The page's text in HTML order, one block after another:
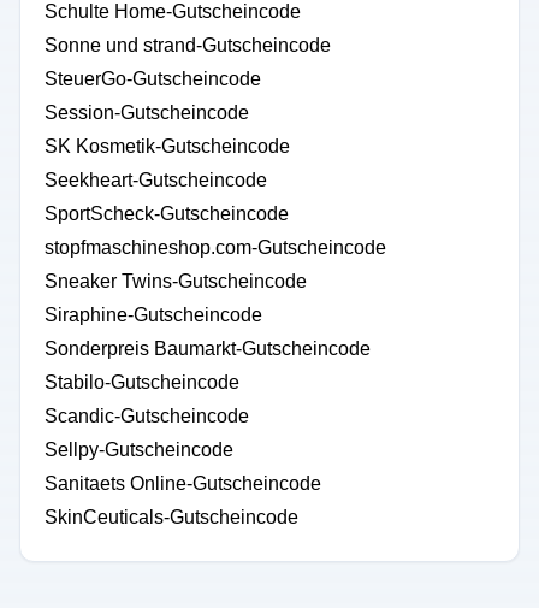
Schulte Home-Gutscheincode
Sonne und strand-Gutscheincode
SteuerGo-Gutscheincode
Session-Gutscheincode
SK Kosmetik-Gutscheincode
Seekheart-Gutscheincode
SportScheck-Gutscheincode
stopfmaschineshop.com-Gutscheincode
Sneaker Twins-Gutscheincode
Siraphine-Gutscheincode
Sonderpreis Baumarkt-Gutscheincode
Stabilo-Gutscheincode
Scandic-Gutscheincode
Sellpy-Gutscheincode
Sanitaets Online-Gutscheincode
SkinCeuticals-Gutscheincode